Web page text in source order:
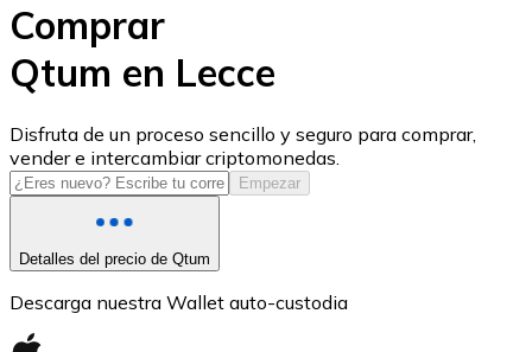
USD Coin
USDC
Comprar
Qtum en Lecce
Disfruta de un proceso sencillo y seguro para comprar,
vender e intercambiar criptomonedas.
Empezar
Detalles del precio de Qtum
Descarga nuestra Wallet auto-custodia